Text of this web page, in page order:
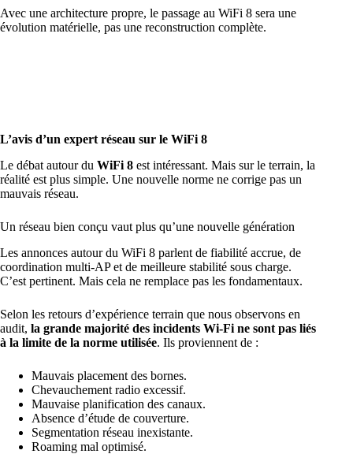
Avec une architecture propre, le passage au WiFi 8 sera une
évolution matérielle, pas une reconstruction complète.
L’avis d’un expert réseau sur le WiFi 8
Le débat autour du WiFi 8 est intéressant. Mais sur le terrain, la
réalité est plus simple. Une nouvelle norme ne corrige pas un
mauvais réseau.
Un réseau bien conçu vaut plus qu’une nouvelle génération
Les annonces autour du WiFi 8 parlent de fiabilité accrue, de
coordination multi-AP et de meilleure stabilité sous charge.
C’est pertinent. Mais cela ne remplace pas les fondamentaux.
Selon les retours d’expérience terrain que nous observons en
audit, la grande majorité des incidents Wi-Fi ne sont pas liés
à la limite de la norme utilisée. Ils proviennent de :
Mauvais placement des bornes.
Chevauchement radio excessif.
Mauvaise planification des canaux.
Absence d’étude de couverture.
Segmentation réseau inexistante.
Roaming mal optimisé.